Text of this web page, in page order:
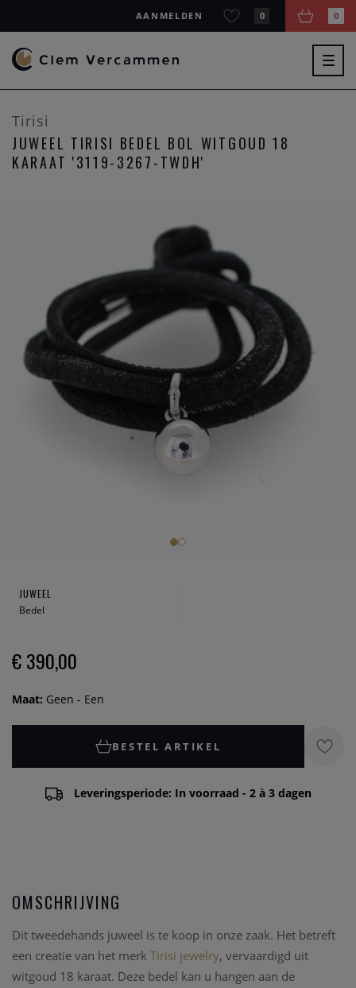
AANMELDEN 0 0
Tirisi
JUWEEL TIRISI BEDEL BOL WITGOUD 18
KARAAT '3119-3267-TWDH'
JUWEEL
Bedel
€ 390,00
Maat: Geen - Een
BESTEL ARTIKEL
Leveringsperiode: In voorraad - 2 à 3 dagen
OMSCHRIJVING
Dit tweedehands juweel is te koop in onze zaak. Het betreft
een creatie van het merk Tirisi jewelry, vervaardigd uit
witgoud 18 karaat. Deze bedel kan u hangen aan de